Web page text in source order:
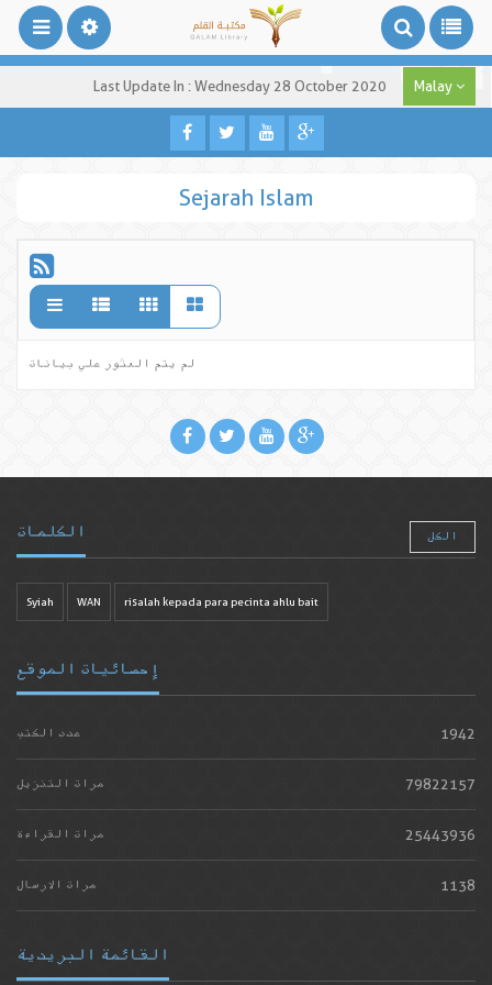
Last Update In : Wednesday 28 October 2020 Malay
Sejarah Islam
لم يتم العثور علي بيانات
الكلمات الكل
Syiah WAN risalah kepada para pecinta ahlu bait
إحصائيات الموقع
عدد الكتب 1942
مرات التنزيل 79822157
مرات القراءة 25443936
مرات الارسال 1138
القائمة البريدية